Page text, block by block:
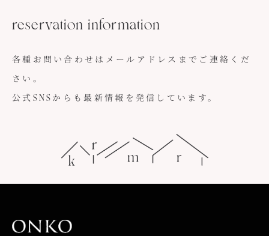
reservation information
各種お問い合わせはメールアドレスまでご連絡くだ
さい。
公式SNSからも最新情報を発信しています。